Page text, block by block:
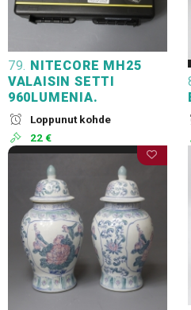
79. NITECORE MH25
VALAISIN SETTI
960LUMENIA.
Loppunut kohde
22 €